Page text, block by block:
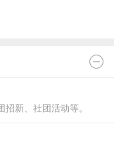
新、社团活动等。